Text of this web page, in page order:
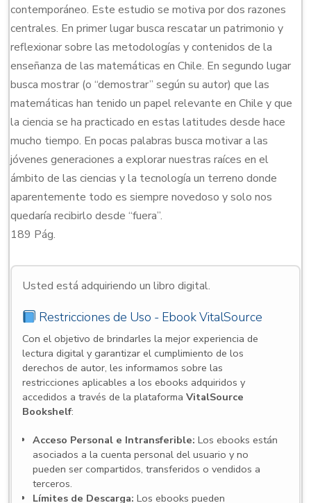
contemporáneo. Este estudio se motiva por dos razones
centrales. En primer lugar busca rescatar un patrimonio y
reflexionar sobre las metodologías y contenidos de la
enseñanza de las matemáticas en Chile. En segundo lugar
busca mostrar (o “demostrar” según su autor) que las
matemáticas han tenido un papel relevante en Chile y que
la ciencia se ha practicado en estas latitudes desde hace
mucho tiempo. En pocas palabras busca motivar a las
jóvenes generaciones a explorar nuestras raíces en el
ámbito de las ciencias y la tecnología un terreno donde
aparentemente todo es siempre novedoso y solo nos
quedaría recibirlo desde “fuera”.
189 Pág.
Usted está adquiriendo un libro digital.
Restricciones de Uso - Ebook VitalSource
Con el objetivo de brindarles la mejor experiencia de
lectura digital y garantizar el cumplimiento de los
derechos de autor, les informamos sobre las
restricciones aplicables a los ebooks adquiridos y
accedidos a través de la plataforma VitalSource
Bookshelf:
Acceso Personal e Intransferible: Los ebooks están
asociados a la cuenta personal del usuario y no
pueden ser compartidos, transferidos o vendidos a
terceros.
Límites de Descarga: Los ebooks pueden